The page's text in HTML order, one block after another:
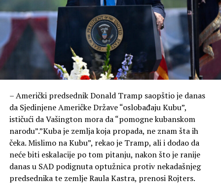
– Američki predsednik Donald Tramp saopštio je danas
da Sjedinjene Američke Države “oslobađaju Kubu”,
ističući da Vašington mora da “pomogne kubanskom
narodu”.”Kuba je zemlja koja propada, ne znam šta ih
čeka. Mislimo na Kubu”, rekao je Tramp, ali i dodao da
neće biti eskalacije po tom pitanju, nakon što je ranije
danas u SAD podignuta optužnica protiv nekadašnjeg
predsednika te zemlje Raula Kastra, prenosi Rojters.